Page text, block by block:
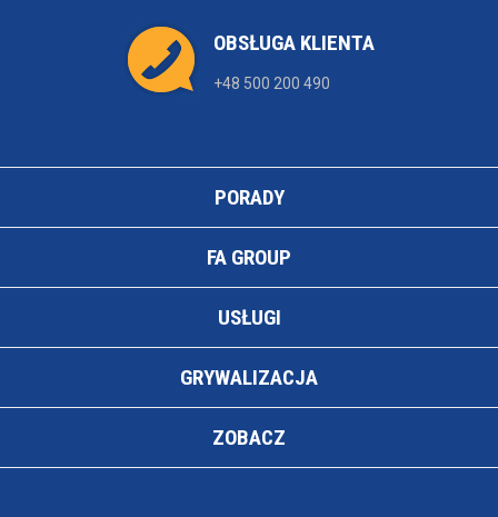
OBSŁUGA KLIENTA
+48 500 200 490
PORADY
FA GROUP
USŁUGI
GRYWALIZACJA
ZOBACZ